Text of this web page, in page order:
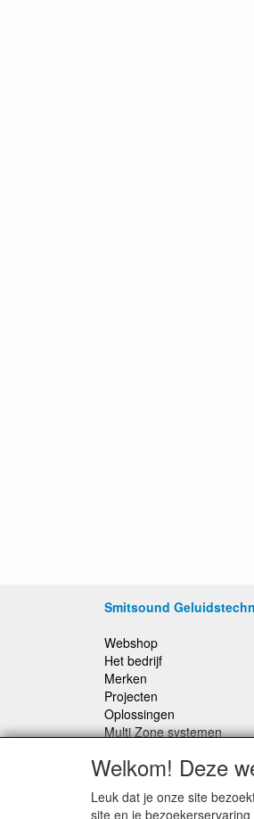
Smitsound
Webshop
Het bedrijf
Merken
Projecten
Oplossingen
Multi Zone systemen
Onderhoud en Reparaties
Bestellingen binnen
Welkom! Deze
Leuk dat je onze site
site en je